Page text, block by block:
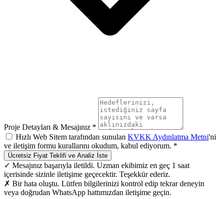
Proje Detayları & Mesajınız *
Hızlı Web Sitem tarafından sunulan KVKK Aydınlatma Metni'ni
ve iletişim formu kurallarını okudum, kabul ediyorum. *
Ücretsiz Fiyat Teklifi ve Analiz İste
✓ Mesajınız başarıyla iletildi. Uzman ekibimiz en geç 1 saat
içerisinde sizinle iletişime geçecektir. Teşekkür ederiz.
✗ Bir hata oluştu. Lütfen bilgilerinizi kontrol edip tekrar deneyin
veya doğrudan WhatsApp hattımızdan iletişime geçin.